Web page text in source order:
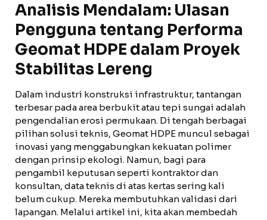
Analisis Mendalam: Ulasan
Pengguna tentang Performa
Geomat HDPE dalam Proyek
Stabilitas Lereng
Dalam industri konstruksi infrastruktur, tantangan
terbesar pada area berbukit atau tepi sungai adalah
pengendalian erosi permukaan. Di tengah berbagai
pilihan solusi teknis, Geomat HDPE muncul sebagai
inovasi yang menggabungkan kekuatan polimer
dengan prinsip ekologi. Namun, bagi para
pengambil keputusan seperti kontraktor dan
konsultan, data teknis di atas kertas sering kali
belum cukup. Mereka membutuhkan validasi dari
lapangan. Melalui artikel ini, kita akan membedah